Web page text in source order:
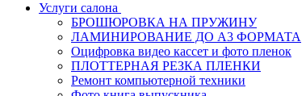
Услуги салона
БРОШЮРОВКА НА ПРУЖИНУ
ЛАМИНИРОВАНИЕ ДО А3 ФОРМАТА
Оцифровка видео кассет и фото пленок
ПЛОТТЕРНАЯ РЕЗКА ПЛЕНКИ
Ремонт компьютерной техники